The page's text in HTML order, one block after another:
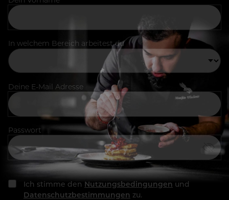
In welchem Bereich arbeitest du
Deine E-Mail Adresse
Passwort
Ich stimme den Nutzungsbedingungen und
Datenschutzbestimmungen zu.